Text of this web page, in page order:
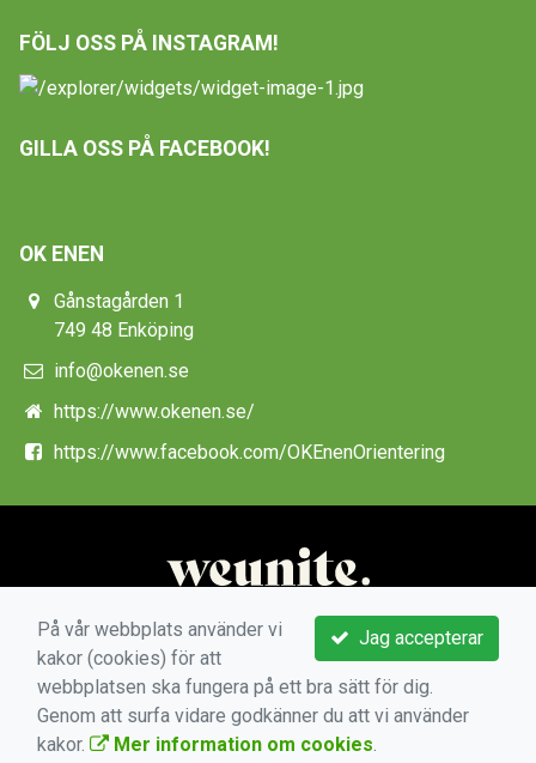
FÖLJ OSS PÅ INSTAGRAM!
GILLA OSS PÅ FACEBOOK!
OK ENEN
Gånstagården 1
749 48 Enköping
info@okenen.se
https://www.okenen.se/
https://www.facebook.com/OKEnenOrientering
Jag accepterar
På vår webbplats använder vi
kakor (cookies) för att
webbplatsen ska fungera på ett bra sätt för dig.
Genom att surfa vidare godkänner du att vi använder
kakor.
Mer information om cookies.